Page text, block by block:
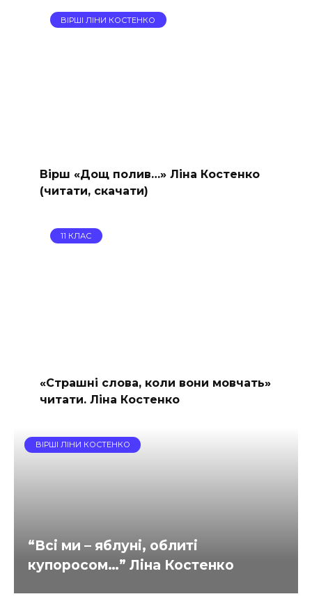
ВІРШІ ЛІНИ КОСТЕНКО
Вірш «Дощ полив…» Ліна Костенко
(читати, скачати)
11 КЛАС
«Страшні слова, коли вони мовчать»
читати. Ліна Костенко
ВІРШІ ЛІНИ КОСТЕНКО
“Всі ми – яблуні, облиті
купоросом…” Ліна Костенко